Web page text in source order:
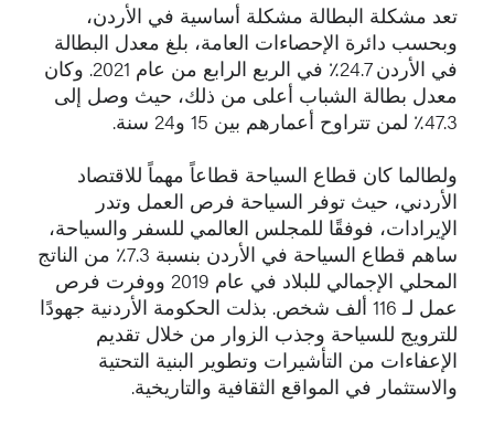
تعد مشكلة البطالة مشكلة أساسية في الأردن،
وبحسب دائرة الإحصاءات العامة، بلغ معدل البطالة
في الأردن 24.7٪ في الربع الرابع من عام 2021. وكان
معدل بطالة الشباب أعلى من ذلك، حيث وصل إلى
47.3٪ لمن تتراوح أعمارهم بين 15 و24 سنة.
ولطالما كان قطاع السياحة قطاعاً مهماً للاقتصاد
الأردني، حيث توفر السياحة فرص العمل وتدر
الإيرادات، فوفقًا للمجلس العالمي للسفر والسياحة،
ساهم قطاع السياحة في الأردن بنسبة 7.3٪ من الناتج
المحلي الإجمالي للبلاد في عام 2019 ووفرت فرص
عمل لـ 116 ألف شخص. بذلت الحكومة الأردنية جهودًا
للترويج للسياحة وجذب الزوار من خلال تقديم
الإعفاءات من التأشيرات وتطوير البنية التحتية
والاستثمار في المواقع الثقافية والتاريخية.